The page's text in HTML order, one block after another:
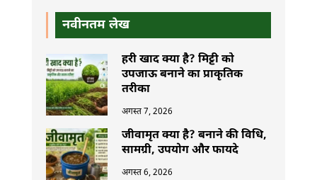
नवीनतम लेख
हरी खाद क्या है? मिट्टी को
उपजाऊ बनाने का प्राकृतिक
तरीका
अगस्त 7, 2026
जीवामृत क्या है? बनाने की विधि,
सामग्री, उपयोग और फायदे
अगस्त 6, 2026